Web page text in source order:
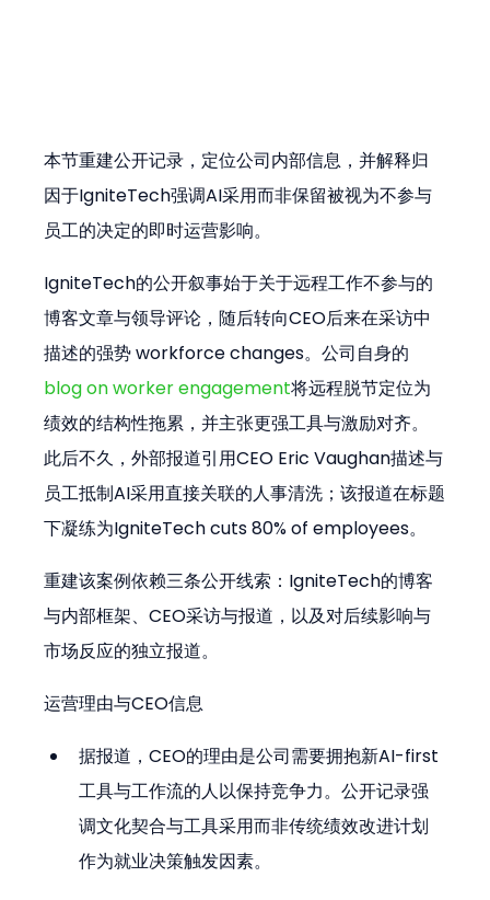
本节重建公开记录，定位公司内部信息，并解释归
因于IgniteTech强调AI采用而非保留被视为不参与
员工的决定的即时运营影响。
IgniteTech的公开叙事始于关于远程工作不参与的
博客文章与领导评论，随后转向CEO后来在采访中
描述的强势 workforce changes。公司自身的
blog on worker engagement将远程脱节定位为
绩效的结构性拖累，并主张更强工具与激励对齐。
此后不久，外部报道引用CEO Eric Vaughan描述与
员工抵制AI采用直接关联的人事清洗；该报道在标题
下凝练为IgniteTech cuts 80% of employees。
重建该案例依赖三条公开线索：IgniteTech的博客
与内部框架、CEO采访与报道，以及对后续影响与
市场反应的独立报道。
运营理由与CEO信息
据报道，CEO的理由是公司需要拥抱新AI-first
工具与工作流的人以保持竞争力。公开记录强
调文化契合与工具采用而非传统绩效改进计划
作为就业决策触发因素。